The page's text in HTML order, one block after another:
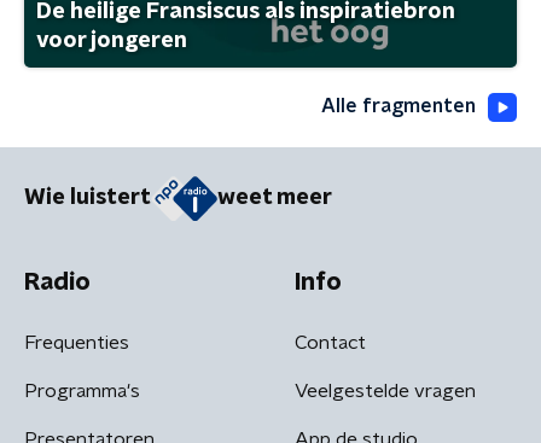
De heilige Fransiscus als inspiratiebron
voor jongeren
Alle fragmenten
Wie luistert weet meer
Radio
Frequenties
Programma's
Presentatoren
Info
Contact
Veelgestelde vragen
App de studio